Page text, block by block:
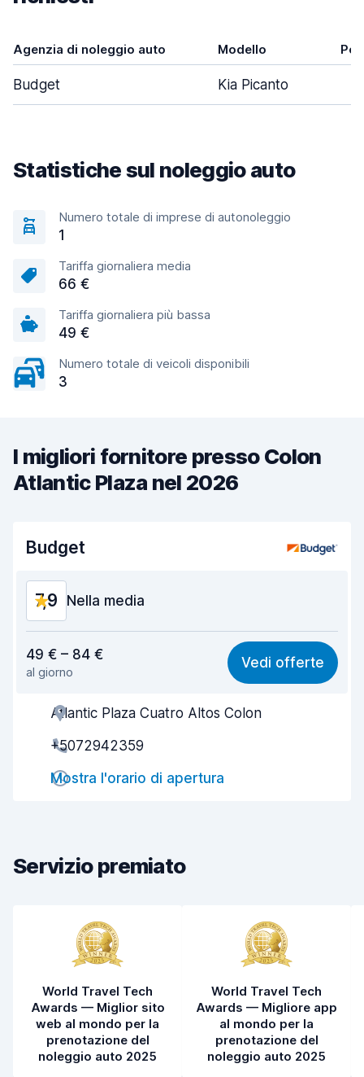
Agenzia di noleggio auto Modello
Budget Kia Picanto
Statistiche sul noleggio auto
Numero totale di imprese di autonoleggio
1
Tariffa giornaliera media
66 €
Tariffa giornaliera più bassa
49 €
Numero totale di veicoli disponibili
3
I migliori fornitore presso Colon
Atlantic Plaza nel 2026
Budget
7,9 Nella media
6,9
Facile da trovare 8,2
Gentilezza degli agenti
Rapidità del ritiro
Rapidità della riconsegna
Condizioni dell'auto
49 € – 84 €
al giorno
Vedi offerte
Atlantic Plaza Cuatro Altos Colon
+5072942359
Mostra l'orario di apertura
Servizio premiato
World Travel Tech
Awards — Miglior sito
web al mondo per la
prenotazione del
noleggio auto 2025
World Travel Tech
Awards — Migliore app
al mondo per la
prenotazione del
noleggio auto 2025